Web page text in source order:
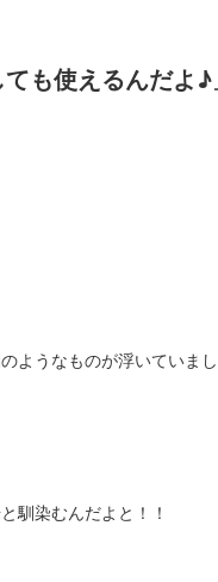
も使えるんだよ♪
ようなものが浮いていまし
馴染むんだよと！！